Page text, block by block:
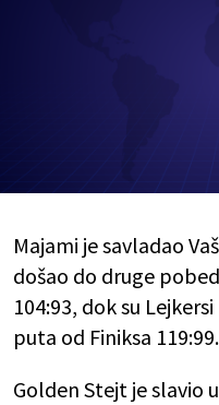
Majami je savladao
došao do druge
104:93, dok su
puta od Finiksa 119:99.
Golden Stejt je slavio